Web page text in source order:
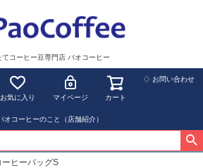
てコーヒー豆専門店 パオコーヒー
お気に入り マイページ カート
♢ お問い合わせ
オコーヒーのこと（店舗紹介）
ヒーバッグS